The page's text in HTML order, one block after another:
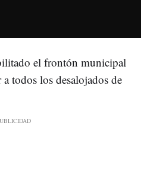
el frontón municipal
todos los desalojados de